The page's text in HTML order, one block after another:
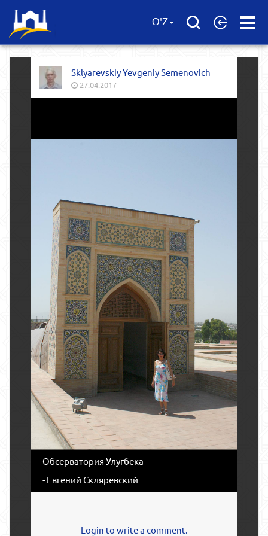
Open
O'Z
Sklyarevskiy Yevgeniy Semenovich
27.04.2017
Обсерватория Улугбека
- Евгений Скляревский
Login to write a comment.